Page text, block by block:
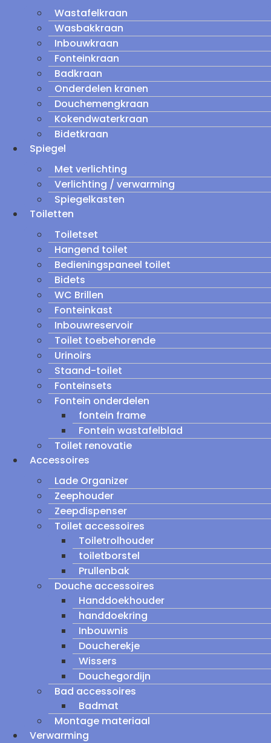
Wastafelkraan
Wasbakkraan
Inbouwkraan
Fonteinkraan
Badkraan
Onderdelen kranen
Douchemengkraan
Kokendwaterkraan
Bidetkraan
Spiegel
Met verlichting
Verlichting / verwarming
Spiegelkasten
Toiletten
Toiletset
Hangend toilet
Bedieningspaneel toilet
Bidets
WC Brillen
Fonteinkast
Inbouwreservoir
Toilet toebehorende
Urinoirs
Staand-toilet
Fonteinsets
Fontein onderdelen
fontein frame
Fontein wastafelblad
Toilet renovatie
Accessoires
Lade Organizer
Zeephouder
Zeepdispenser
Toilet accessoires
Toiletrolhouder
toiletborstel
Prullenbak
Douche accessoires
Handdoekhouder
handdoekring
Inbouwnis
Doucherekje
Wissers
Douchegordijn
Bad accessoires
Badmat
Montage materiaal
Verwarming